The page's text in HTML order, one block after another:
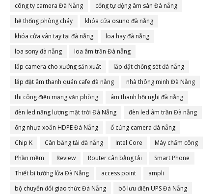
công ty camera Đà Nẵng
cổng tự động âm sàn Đà nẵng
hệ thống phòng cháy
khóa cửa osuno đà nẵng
khóa cửa vân tay tại đà nẵng
loa hay đà nẵng
loa sony đà nẵng
loa âm trần Đà nẵng
lắp camera cho xưởng sản xuất
lắp đặt chống sét đà nẵng
lắp đặt âm thanh quán cafe đà nẵng
nhà thông minh Đà Nẵng
thi công điện mạng văn phòng
âm thanh hội nghị đà nẵng
đèn led năng lượng mặt trời Đà Nẵng
đèn led âm trần Đà nẵng
ống nhựa xoắn HDPE Đà Nẵng
ổ cứng camera đà nẵng
Chip K
Cân bằng tải đà nẵng Intel Core
Máy chấm công
Phần mềm
Review Router cân bằng tải
Smart Phone
Thiết bị tường lửa Đà Nẵng
access point
ampli
bộ chuyển đổi giao thức Đà Nẵng
bộ lưu điện UPS Đà Nẵng